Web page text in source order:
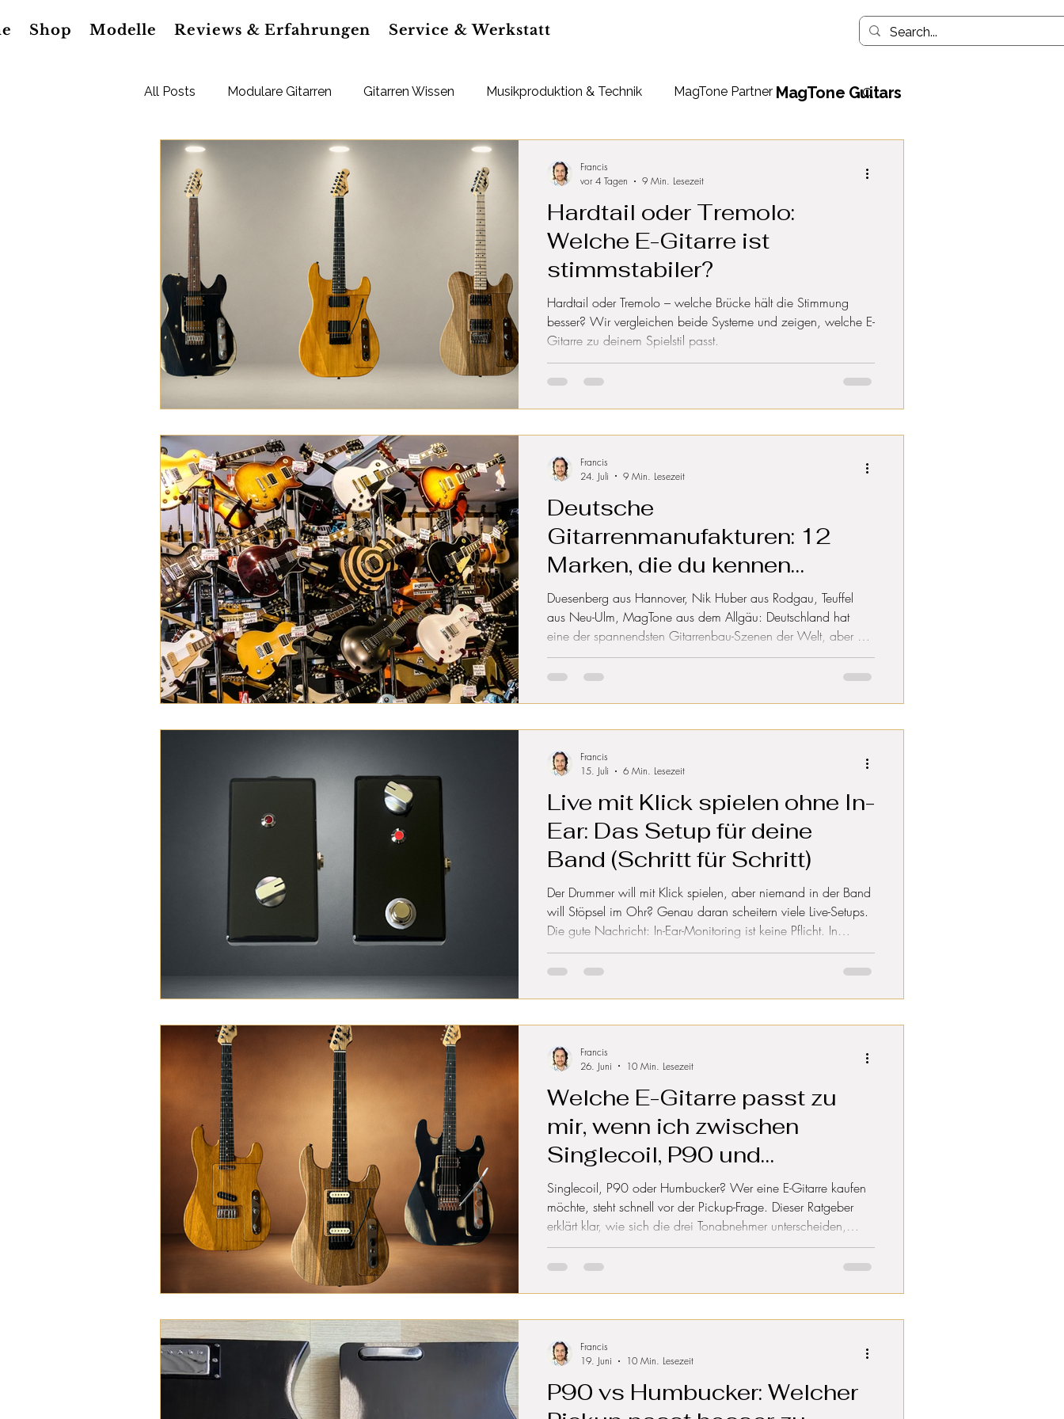
Shop Modelle Reviews & Erfahrungen Service & Werkstatt
All Posts Modulare Gitarren Gitarren Wissen Musikproduktion & Technik MagTone Partner
LightBeat Pedal Gitarren Deals
Hardtail oder Tremolo:
Welche E-Gitarre ist
stimmstabiler?
Hardtail oder Tremolo – welche Brücke hält die Stimmung
besser? Wir vergleichen beide Systeme und zeigen, welche E-
Gitarre zu deinem Spielstil passt.
Francis
vor 4 Tagen
9 Min. Lesezeit
Deutsche
Gitarrenmanufakturen: 12
Marken, die du kennen
solltest
Duesenberg aus Hannover, Nik Huber aus Rodgau, Teuffel
aus Neu-Ulm, MagTone aus dem Allgäu: Deutschland hat
eine der spannendsten Gitarrenbau-Szenen der Welt, aber die
wenigsten kennen mehr als drei Namen. Dieser Artikel stellt 12
deutsche Gitarrenmanufakturen vor, die Made in Germany
radikal neu denken. Ein Überblick über die stille Elite der
deutschen Handwe
Francis
24. Juli
9 Min. Lesezeit
Live mit Klick spielen ohne In-
Ear: Das Setup für deine
Band (Schritt für Schritt)
Der Drummer will mit Klick spielen, aber niemand in der Band
will Stöpsel im Ohr? Genau daran scheitern viele Live-Setups.
Die gute Nachricht: In-Ear-Monitoring ist keine Pflicht. In
diesem Guide zeigen wir dir Schritt für Schritt, wie du den
Clicktrack vom Mischpult zur ganzen Band bringst – hörbar
Francis
15. Juli
6 Min. Lesezeit
Welche E-Gitarre passt zu
mir, wenn ich zwischen
Singlecoil, P90 und
Humbucker schwanke?
Singlecoil, P90 oder Humbucker? Wer eine E-Gitarre kaufen
möchte, steht schnell vor der Pickup-Frage. Dieser Ratgeber
erklärt klar, wie sich die drei Tonabnehmer unterscheiden,
welcher Sound zu Blues, Rock, Punk, Indie oder Metal passt –
und warum eine flexible Gitarre mit wechselbaren Pickups die
Francis
26. Juni
10 Min. Lesezeit
P90 vs Humbucker: Welcher
Francis
19. Juni
10 Min. Lesezeit
MagTone Guitars